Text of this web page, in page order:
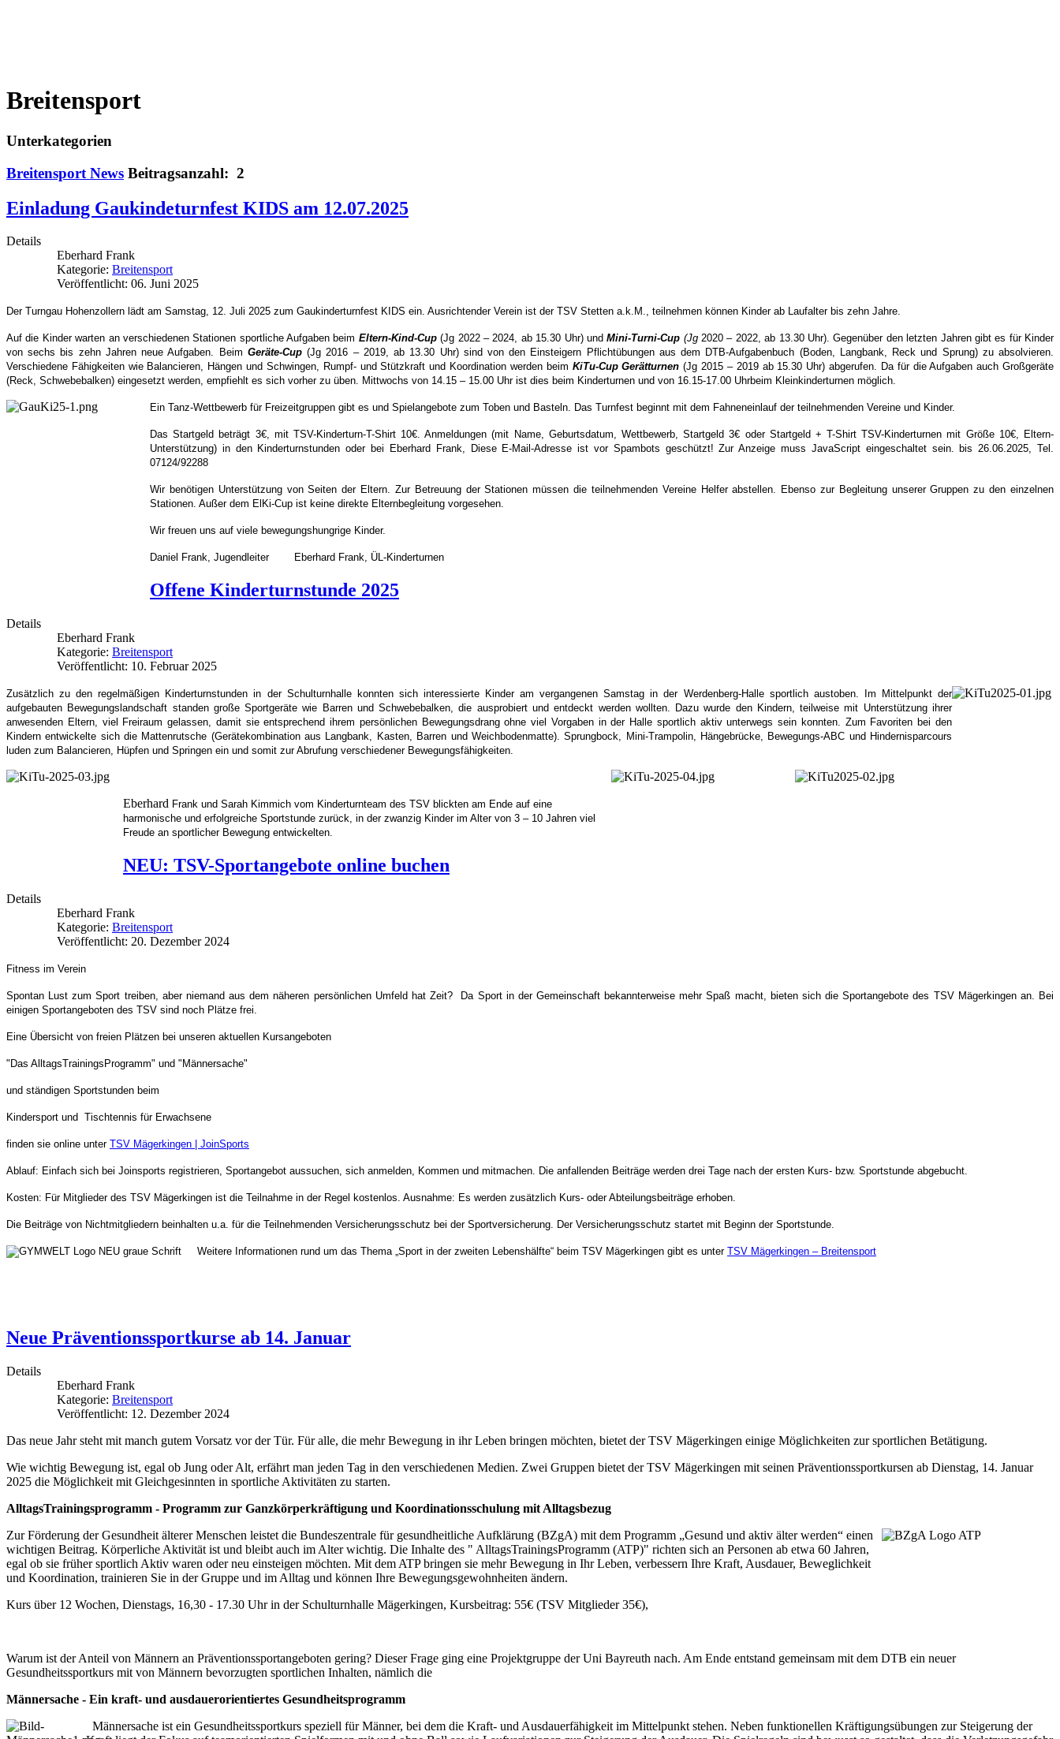
Breitensport
Unterkategorien
Breitensport News Beitragsanzahl: 2
Einladung Gaukindeturnfest KIDS am 12.07.2025
Details
Eberhard Frank
Kategorie: Breitensport
Veröffentlicht: 06. Juni 2025
Der Turngau Hohenzollern lädt am Samstag, 12. Juli 2025 zum Gaukinderturnfest KIDS ein. Ausrichtender Verein ist der TSV Stetten a.k.M., teilnehmen können Kinder ab Laufalter bis zehn Jahre.
Auf die Kinder warten an verschiedenen Stationen sportliche Aufgaben beim Eltern-Kind-Cup(Jg 2022 – 2024, ab 15.30 Uhr) undMini-Turni-Cup (Jg2020 – 2022, ab 13.30 Uhr). Gegenüber den letzten Jahren gibt es für Kinder
von sechs bis zehn Jahren neue Aufgaben. Beim Geräte-Cup(Jg 2016 – 2019, ab 13.30 Uhr) sind von den Einsteigern Pflichtübungen aus dem DTB-Aufgabenbuch (Boden, Langbank, Reck und Sprung) zu absolvieren.
Verschiedene Fähigkeiten wie Balancieren, Hängen und Schwingen, Rumpf- und Stützkraft und Koordination werden beim KiTu-Cup Gerätturnen (Jg 2015 – 2019 ab 15.30 Uhr) abgerufen. Da für die Aufgaben auch Großgeräte
(Reck, Schwebebalken) eingesetzt werden, empfiehlt es sich vorher zu üben. Mittwochs von 14.15 – 15.00 Uhr ist dies beim Kinderturnen und von 16.15-17.00 Uhrbeim Kleinkinderturnen möglich.
Ein Tanz-Wettbewerb für Freizeitgruppen gibt es und Spielangebote zum Toben und Basteln. Das Turnfest beginnt mit dem Fahneneinlauf der teilnehmenden Vereine und Kinder.
Das Startgeld beträgt 3€, mit TSV-Kinderturn-T-Shirt 10€. Anmeldungen (mit Name, Geburtsdatum, Wettbewerb, Startgeld 3€ oder Startgeld + T-Shirt TSV-Kinderturnen mit Größe 10€, Eltern-
Unterstützung) in den Kinderturnstunden oder bei Eberhard Frank,
Diese E-Mail-Adresse ist vor Spambots geschützt! Zur Anzeige muss JavaScript eingeschaltet sein. bis 26.06.2025, Tel.
07124/92288
Wir benötigen Unterstützung von Seiten der Eltern. Zur Betreuung der Stationen müssen die teilnehmenden Vereine Helfer abstellen. Ebenso zur Begleitung unserer Gruppen zu den einzelnen
Stationen. Außer dem ElKi-Cup ist keine direkte Elternbegleitung vorgesehen.
Wir freuen uns auf viele bewegungshungrige Kinder.
Daniel Frank, Jugendleiter Eberhard Frank, ÜL-Kinderturnen
Offene Kinderturnstunde 2025
Details
Eberhard Frank
Kategorie: Breitensport
Veröffentlicht: 10. Februar 2025
Zusätzlich zu den regelmäßigen Kinderturnstunden in der Schulturnhalle konnten sich interessierte Kinder am vergangenen Samstag in der Werdenberg-Halle sportlich austoben. Im Mittelpunkt der
aufgebauten Bewegungslandschaft standen große Sportgeräte wie Barren und Schwebebalken, die ausprobiert und entdeckt werden wollten. Dazu wurde den Kindern, teilweise mit Unterstützung ihrer
anwesenden Eltern, viel Freiraum gelassen, damit sie entsprechend ihrem persönlichen Bewegungsdrang ohne viel Vorgaben in der Halle sportlich aktiv unterwegs sein konnten. Zum Favoriten bei den
Kindern entwickelte sich die Mattenrutsche (Gerätekombination aus Langbank, Kasten, Barren und Weichbodenmatte). Sprungbock, Mini-Trampolin, Hängebrücke, Bewegungs-ABC und Hindernisparcours
luden zum Balancieren, Hüpfen und Springen ein und somit zur Abrufung verschiedener Bewegungsfähigkeiten.
Eberhard Frank und Sarah Kimmich vom Kinderturnteam des TSV blickten am Ende auf eine
harmonische und erfolgreiche Sportstunde zurück, in der zwanzig Kinder im Alter von 3 – 10 Jahren viel
Freude an sportlicher Bewegung entwickelten.
NEU: TSV-Sportangebote online buchen
Details
Eberhard Frank
Kategorie: Breitensport
Veröffentlicht: 20. Dezember 2024
Fitness im Verein
Spontan Lust zum Sport treiben, aber niemand aus dem näheren persönlichen Umfeld hat Zeit? Da Sport in der Gemeinschaft bekannterweise mehr Spaß macht, bieten sich die Sportangebote des TSV Mägerkingen an. Bei
einigen Sportangeboten des TSV sind noch Plätze frei.
Eine Übersicht von freien Plätzen bei unseren aktuellen Kursangeboten
"Das AlltagsTrainingsProgramm" und " Männersache"
und ständigen Sportstunden beim
Kindersport und Tischtennis für Erwachsene
finden sie online unter TSV Mägerkingen | JoinSports
Ablauf: Einfach sich bei Joinsports registrieren, Sportangebot aussuchen, sich anmelden, Kommen und mitmachen. Die anfallenden Beiträge werden drei Tage nach der ersten Kurs- bzw. Sportstunde abgebucht.
Kosten: Für Mitglieder des TSV Mägerkingen ist die Teilnahme in der Regel kostenlos. Ausnahme: Es werden zusätzlich Kurs- oder Abteilungsbeiträge erhoben.
Die Beiträge von Nichtmitgliedern beinhalten u.a. für die Teilnehmenden Versicherungsschutz bei der Sportversicherung. Der Versicherungsschutz startet mit Beginn der Sportstunde.
Weitere Informationen rund um das Thema „Sport in der zweiten Lebenshälfte“ beim TSV Mägerkingen gibt es unter TSV Mägerkingen – Breitensport
Neue Präventionssportkurse ab 14. Januar
Details
Eberhard Frank
Kategorie: Breitensport
Veröffentlicht: 12. Dezember 2024
Das neue Jahr steht mit manch gutem Vorsatz vor der Tür. Für alle, die mehr Bewegung in ihr Leben bringen möchten, bietet der TSV Mägerkingen einige Möglichkeiten zur sportlichen Betätigung.
Wie wichtig Bewegung ist, egal ob Jung oder Alt, erfährt man jeden Tag in den verschiedenen Medien. Zwei Gruppen bietet der TSV Mägerkingen mit seinen Präventionssportkursen ab Dienstag, 14. Januar
2025 die Möglichkeit mit Gleichgesinnten in sportliche Aktivitäten zu starten.
AlltagsTrainingsprogramm - Programm zur Ganzkörperkräftigung und Koordinationsschulung mit Alltagsbezug
Zur Förderung der Gesundheit älterer Menschen leistet die Bundeszentrale für gesundheitliche Aufklärung (BZgA) mit dem Programm „Gesund und aktiv älter werden“ einen
wichtigen Beitrag. Körperliche Aktivität ist und bleibt auch im Alter wichtig. Die Inhalte des " AlltagsTrainingsProgramm (ATP)" richten sich an Personen ab etwa 60 Jahren,
egal ob sie früher sportlich Aktiv waren oder neu einsteigen möchten. Mit dem ATP bringen sie mehr Bewegung in Ihr Leben, verbessern Ihre Kraft, Ausdauer, Beweglichkeit
und Koordination, trainieren Sie in der Gruppe und im Alltag und können Ihre Bewegungsgewohnheiten ändern.
Kurs über 12 Wochen, Dienstags, 16,30 - 17.30 Uhr in der Schulturnhalle Mägerkingen, Kursbeitrag: 55€ (TSV Mitglieder 35€),
Warum ist der Anteil von Männern an Präventionssportangeboten gering? Dieser Frage ging eine Projektgruppe der Uni Bayreuth nach. Am Ende entstand gemeinsam mit dem DTB ein neuer
Gesundheitssportkurs mit von Männern bevorzugten sportlichen Inhalten, nämlich die
Männersache - Ein kraft- und ausdauerorientiertes Gesundheitsprogramm
Männersache ist ein Gesundheitssportkurs speziell für Männer, bei dem die Kraft- und Ausdauerfähigkeit im Mittelpunkt stehen. Neben funktionellen Kräftigungsübungen zur Steigerung der